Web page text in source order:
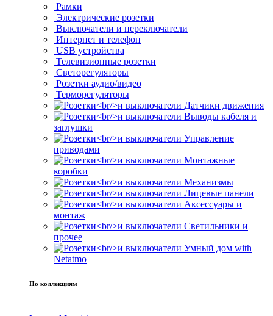
Рамки
Электрические розетки
Выключатели и переключатели
Интернет и телефон
USB устройства
Телевизионные розетки
Светорегуляторы
Розетки аудио/видео
Терморегуляторы
Датчики движения
Выводы кабеля и
заглушки
Управление
приводами
Монтажные
коробки
Механизмы
Лицевые панели
Аксессуары и
монтаж
Светильники и
прочее
Умный дом with
Netatmo
По коллекциям